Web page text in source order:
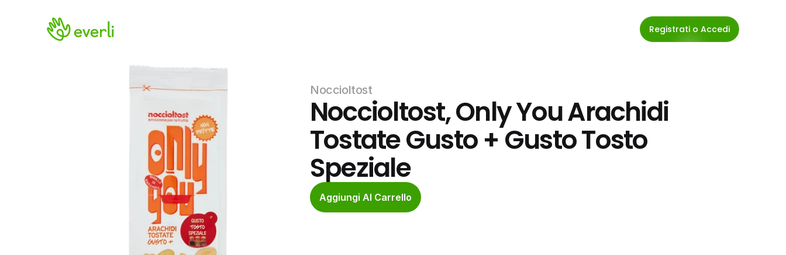
Registrati o Accedi
Noccioltost
Noccioltost, Only You Arachidi
Tostate Gusto + Gusto Tosto
Speziale
Aggiungi Al Carrello